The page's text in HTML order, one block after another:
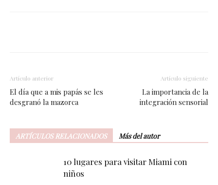
Artículo anterior
El día que a mis papás se les
desgranó la mazorca
Artículo siguiente
La importancia de la
integración sensorial
ARTÍCULOS RELACIONADOS Más del autor
10 lugares para visitar Miami con
niños